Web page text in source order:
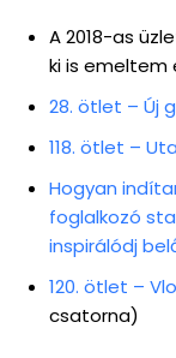
A 2018-as
ki is emeltem
28. ötlet – Új
118. ötlet –
Hogyan
foglalkozó
inspirálódj
120. ötlet –
csatorna)